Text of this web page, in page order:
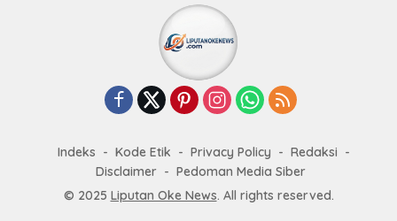
Indeks Kode Etik Privacy Policy
Redaksi
Disclaimer
Pedoman Media Siber
© 2025 Liputan Oke News. All rights reserved.